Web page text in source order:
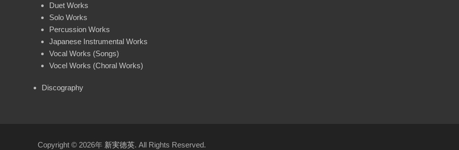
Duet Works
Solo Works
Percussion Works
Japanese Instrumental Works
Vocal Works (Songs)
Vocel Works (Choral Works)
Discography
Copyright © 2026年 新実徳英. All Rights Reserved.